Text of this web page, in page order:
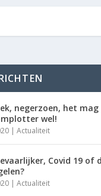
negerzoen, het
wel!
|Actualiteit
Covid 19 of
|Actualiteit